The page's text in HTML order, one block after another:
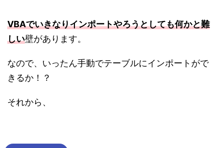
VBAでいきなりインポートやろうとしても何かと難
しい壁があります。
なので、いったん手動でテーブルにインポートがで
きるか！？
それから、